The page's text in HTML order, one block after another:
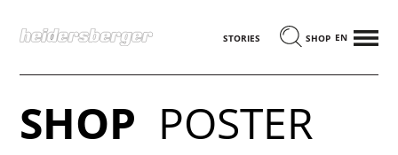
STORIES SHOP ENGLISCH
MENÜ
SHOP POSTER